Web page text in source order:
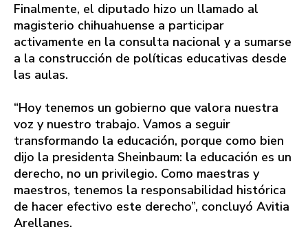
Finalmente, el diputado hizo un llamado al
magisterio chihuahuense a participar
activamente en la consulta nacional y a sumarse
a la construcción de políticas educativas desde
las aulas.
“Hoy tenemos un gobierno que valora nuestra
voz y nuestro trabajo. Vamos a seguir
transformando la educación, porque como bien
dijo la presidenta Sheinbaum: la educación es un
derecho, no un privilegio. Como maestras y
maestros, tenemos la responsabilidad histórica
de hacer efectivo este derecho”, concluyó Avitia
Arellanes.